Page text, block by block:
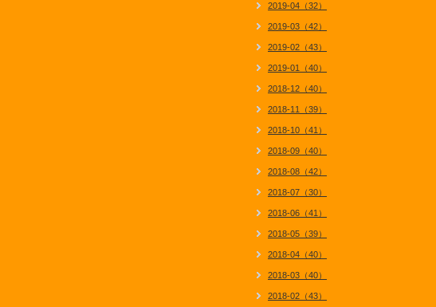
2019-04（32）
2019-03（42）
2019-02（43）
2019-01（40）
2018-12（40）
2018-11（39）
2018-10（41）
2018-09（40）
2018-08（42）
2018-07（30）
2018-06（41）
2018-05（39）
2018-04（40）
2018-03（40）
2018-02（43）